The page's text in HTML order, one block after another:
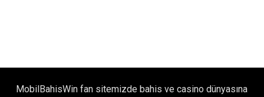
MobilBahisWin fan sitemizde bahis ve casino dünyasına